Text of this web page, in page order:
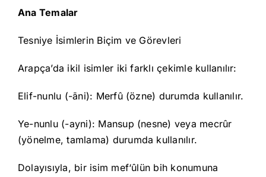
Ana Temalar
Tesniye İsimlerin Biçim ve Görevleri
Arapça’da ikil isimler iki farklı çekimle kullanılır:
Elif-nunlu (-āni): Merfû (özne) durumda kullanılır.
Ye-nunlu (-ayni): Mansup (nesne) veya mecrûr
(yönelme, tamlama) durumda kullanılır.
Dolayısıyla, bir isim mef‘ûlün bih konumuna